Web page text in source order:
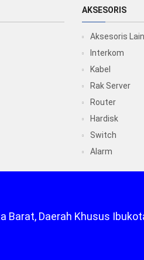
AKSESORIS
Aksesoris
Interkom
Kabel
Rak Server
Router
Hardisk
Switch
Alarm
Barat, Daerah Khusus